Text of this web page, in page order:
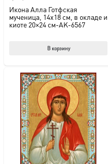
Икона Алла Готфская
мученица, 14х18 см, в окладе и
киоте 20×24 см-AK-6567
В корзину